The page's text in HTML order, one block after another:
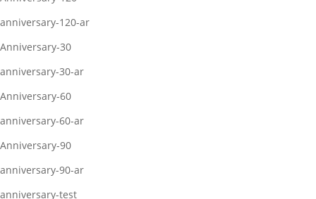
anniversary-120-ar
Anniversary-30
anniversary-30-ar
Anniversary-60
anniversary-60-ar
Anniversary-90
anniversary-90-ar
anniversary-test